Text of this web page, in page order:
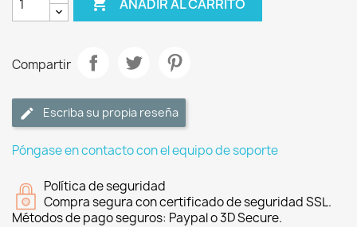
AÑADIR AL CARRITO
Compartir
Escriba su propia reseña
Póngase en contacto con el equipo de soporte
Política de seguridad
Compra segura con certificado de seguridad SSL.
Métodos de pago seguros: Paypal o 3D Secure.